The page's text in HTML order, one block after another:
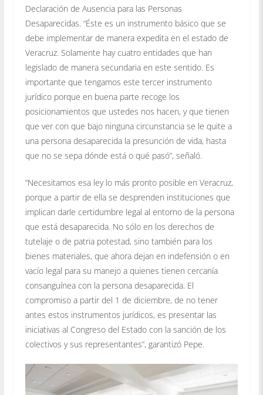
Declaración de Ausencia para las Personas
Desaparecidas. “Éste es un instrumento básico que se
debe implementar de manera expedita en el estado de
Veracruz. Solamente hay cuatro entidades que han
legislado de manera secundaria en este sentido. Es
importante que tengamos este tercer instrumento
jurídico porque en buena parte recoge los
posicionamientos que ustedes nos hacen, y que tienen
que ver con que bajo ninguna circunstancia se le quite a
una persona desaparecida la presunción de vida, hasta
que no se sepa dónde está o qué pasó”, señaló.
“Necesitamos esa ley lo más pronto posible en Veracruz,
porque a partir de ella se desprenden instituciones que
implican darle certidumbre legal al entorno de la persona
que está desaparecida. No sólo en los derechos de
tutelaje o de patria potestad, sino también para los
bienes materiales, que ahora dejan en indefensión o en
vacío legal para su manejo a quienes tienen cercanía
consanguínea con la persona desaparecida. El
compromiso a partir del 1 de diciembre, de no tener
antes estos instrumentos jurídicos, es presentar las
iniciativas al Congreso del Estado con la sanción de los
colectivos y sus representantes”, garantizó Pepe.